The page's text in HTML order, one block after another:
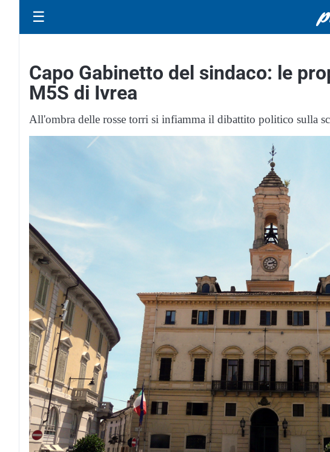
☰
Capo Gabinetto del sindaco: le
M5S di Ivrea
All'ombra delle rosse torri si infiamma il dibattito politico sulla